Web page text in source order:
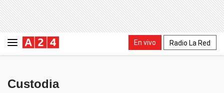
En vivo Radio La Red
Custodia